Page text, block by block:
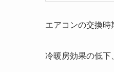
エアコンの交換時
冷暖房効果の低下